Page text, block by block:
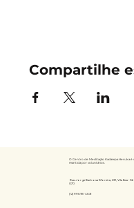
Compartilhe
O Centro de Meditação Kadampa Heruka é
mantida por voluntários.
Rua Jorge Barbosa Moreira, 231, Vila Ema -
070
(12) 99678-4631